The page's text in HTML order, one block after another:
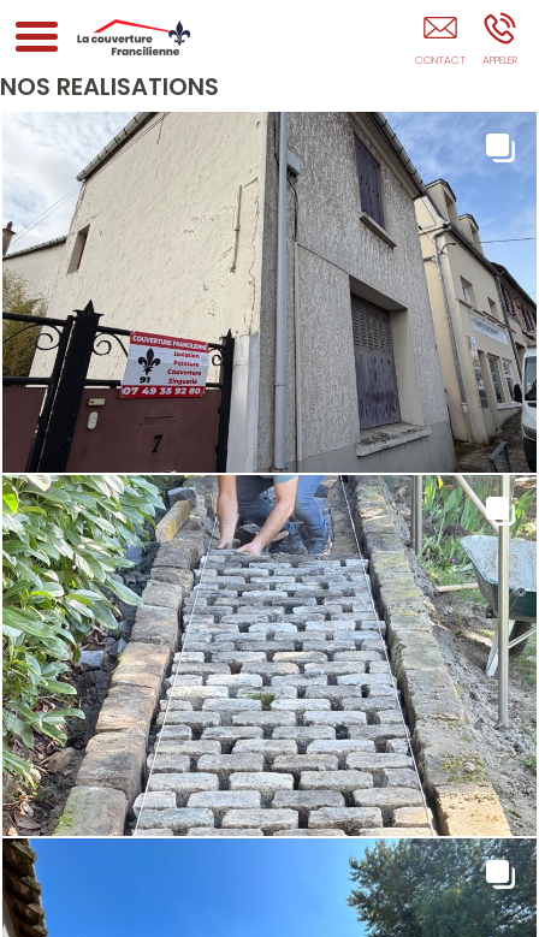
La Couverture Francilienne Paris
NOS RÉALISATIONS